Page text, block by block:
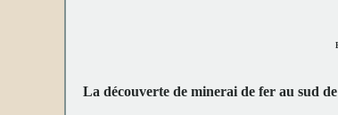
La découverte de minerai de fer au sud